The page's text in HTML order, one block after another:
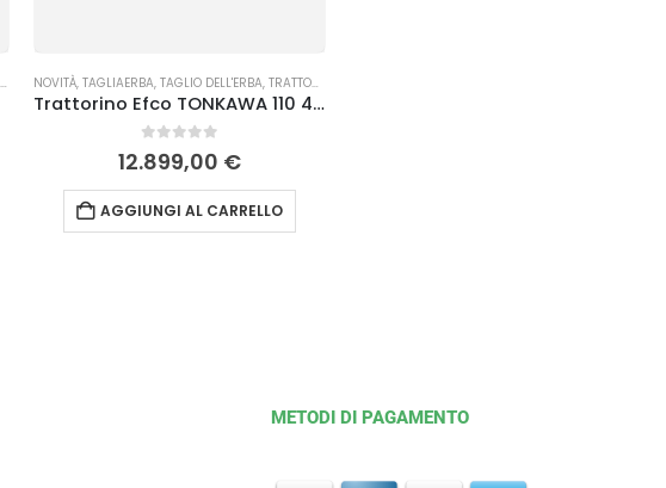
NOVITÀ,TAGLIAERBA,TAGLIO DELL'ERBA,TRATTORINI TAGLIAERBA
Trattorino Efco TONKAWA 110 4×4
0Su 5
12.899,00 €
AGGIUNGI AL CARRELLO
METODI DI PAGAMENTO